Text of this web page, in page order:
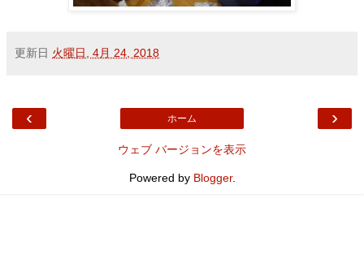
更新日 火曜日, 4月 24, 2018
‹ ›
ホーム
ウェブ バージョンを表示
Powered by Blogger.